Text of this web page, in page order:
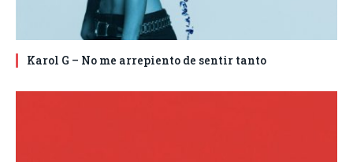
Karol G – No me arrepiento de sentir tanto